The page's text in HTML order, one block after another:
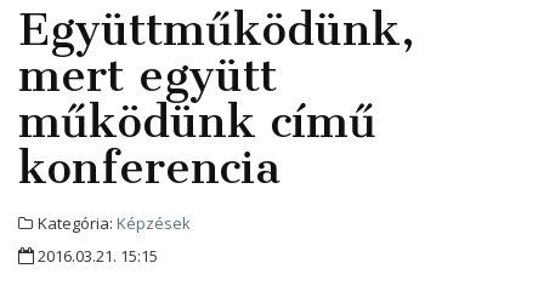
Együttműködünk,
mert együtt
működünk című
konferencia
Kategória: Képzések
2016.03.21. 15:15